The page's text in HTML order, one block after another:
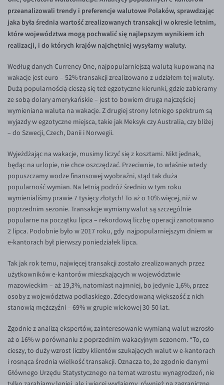
Inne pary walutowe
AUD/PLN
BGN/PLN
CNY/PLN
HKD/PLN
HUF/PLN
ILS/PLN
NZD/PLN
RON/PLN
SGD/PLN
TRY/PLN
ZAR/PLN
EUR/USD
EUR/CHF
EUR/CZK
EUR/DKK
EUR/SEK
EUR/AUD
EUR/BGN
Aplikacja mobilna
Bezpieczeństwo
Pomoc
FAQ
Konto i opłaty
Wymiana walut
Banki i przelewy
Słowniczek
Poradnik
KONTAKT
Kontakt
PL
przeanalizowali trendy i preferencje walutowe Polaków, sprawdzając
jaka była średnia wartość zrealizowanych transakcji w okresie letnim,
które województwa mogą pochwalić się najlepszym wynikiem ich
realizacji, i do których krajów najchętniej wysyłamy waluty.
Według danych Currency One, najpopularniejszą walutą kupowaną na
wakacje jest euro – 52% transakcji zrealizowano z udziałem tej waluty.
Dużą popularnością cieszą się też egzotyczne kierunki, gdzie zabieramy
ze sobą dolary amerykańskie – jest to bowiem druga najczęściej
wymieniana waluta na wakacje. Z drugiej strony letniego spektrum są
wyjazdy w egzotyczne miejsca, takie jak Meksyk czy Australia, czy bliżej
– do Szwecji, Czech, Danii i Norwegii.
Wyjeżdżając na wakacje, musimy liczyć się z kosztami. Nikt jednak,
będąc na urlopie, nie chce oszczędzać. Przeciwnie, to właśnie wtedy
popuszczamy wodze finansowej wyobraźni, stąd tak duża
popularność wymian. Na letnią podróż średnio w tym roku
wymienialiśmy prawie 7 tysięcy złotych! To aż o 10% więcej, niż w
poprzednim sezonie. Transakcje wymiany walut są szczególnie
popularne na początku lipca – rekordową liczbę operacji zanotowano
2 lipca. Podobnie było w 2017 roku, gdy najpopularniejszym dniem w
e-kantorach był pierwszy poniedziałek lipca.
Tak jak rok temu, najwięcej transakcji zostało zrealizowanych przez
użytkowników e-kantorów mieszkających w województwie
mazowieckim – aż 19,3%, natomiast najmniej, bo jedynie 1,6%, przez
osoby z województwa podlaskiego. Zdecydowaną większość z nich
stanowią mężczyźni – 69% w grupie wiekowej 30-50 lat.
Zgodnie z analizą ekspertów, zainteresowanie wymianą walut wzrosło
aż o 16% w porównaniu z poprzednim wakacyjnym sezonem. “To, co
cieszy, to duży wzrost liczby klientów szukających walut w e-kantorach
i rosnąca średnia wielkość transakcji. Oznacza to, że zgodnie danymi
Głównego Urzędu Statystycznego na temat wzrostu wynagrodzeń, nie